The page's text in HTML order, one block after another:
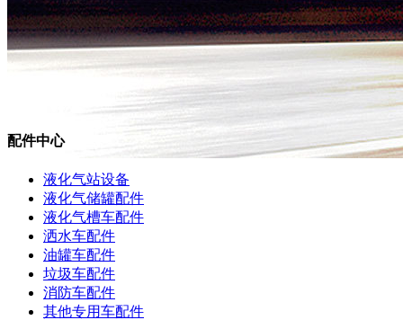
配件中心
液化气站设备
液化气储罐配件
液化气槽车配件
洒水车配件
油罐车配件
垃圾车配件
消防车配件
其他专用车配件